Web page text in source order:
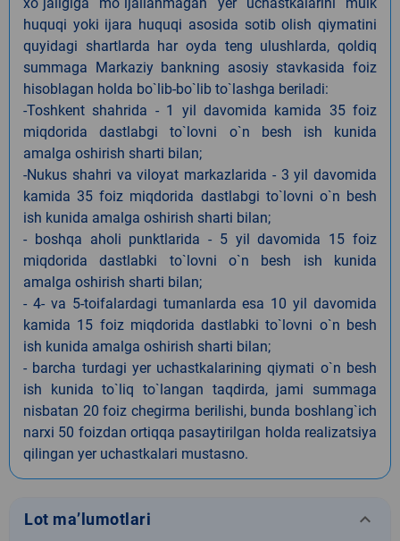
huquqi yoki ijara huquqi asosida sotib olish qiymatini
quyidagi shartlarda har oyda teng ulushlarda, qoldiq
summaga Markaziy bankning asosiy stavkasida foiz
hisoblagan holda bo`lib-bo`lib to`lashga beriladi:
-Toshkent shahrida - 1 yil davomida kamida 35 foiz
miqdorida dastlabgi to`lovni o`n besh ish kunida
amalga oshirish sharti bilan;
-Nukus shahri va viloyat markazlarida - 3 yil davomida
kamida 35 foiz miqdorida dastlabgi to`lovni o`n besh
ish kunida amalga oshirish sharti bilan;
- boshqa aholi punktlarida - 5 yil davomida 15 foiz
miqdorida dastlabki to`lovni o`n besh ish kunida
amalga oshirish sharti bilan;
- 4- va 5-toifalardagi tumanlarda esa 10 yil davomida
kamida 15 foiz miqdorida dastlabki to`lovni o`n besh
ish kunida amalga oshirish sharti bilan;
- barcha turdagi yer uchastkalarining qiymati o`n besh
ish kunida to`liq to`langan taqdirda, jami summaga
nisbatan 20 foiz chegirma berilishi, bunda boshlang`ich
narxi 50 foizdan ortiqqa pasaytirilgan holda realizatsiya
qilingan yer uchastkalari mustasno.
Lot ma’lumotlari keyboard_arrow_down